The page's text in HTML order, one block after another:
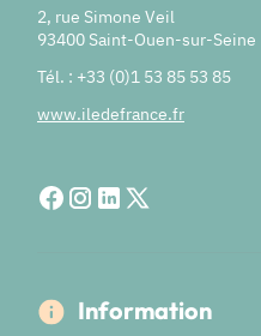
2, rue Simone Veil
93400 Saint-Ouen-sur-Seine
Tél. : +33 (0)1 53 85 53 85
www.iledefrance.fr
Information